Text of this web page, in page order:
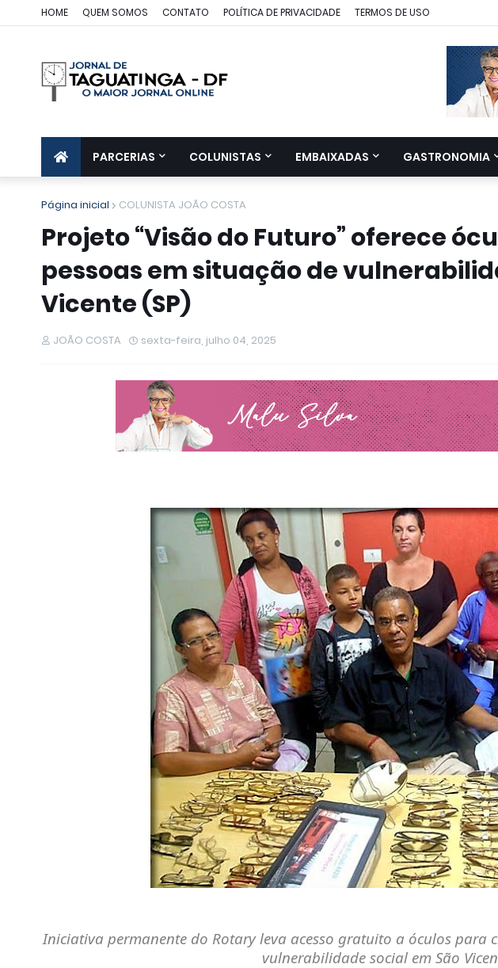
HOME QUEM SOMOS CONTATO POLÍTICA DE PRIVACIDADE TERMOS DE USO
PARCERIAS COLUNISTAS EMBAIXADAS GASTRONOMIA
Página inicial COLUNISTA JOÃO COSTA
Projeto “Visão do Futuro” oferece
pessoas em situação de
Vicente (SP)
JOÃO COSTA sexta-feira, julho 04, 2025
Iniciativa permanente do Rotary leva acesso gratuito a óculos para
vulnerabilidade social em São